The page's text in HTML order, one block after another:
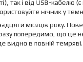
так і від USB-кабелю
нічник у
місяців року.
попередимо, що це
видно в повній темряві.